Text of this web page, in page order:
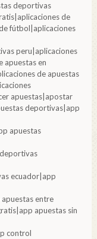
deportivas
de
fútbol|aplicaciones
peru|aplicaciones
apuestas en
de apuestas
apuestas|apostar
deportivas|app
apuestas
ecuador|app
entre
apuestas sin
control